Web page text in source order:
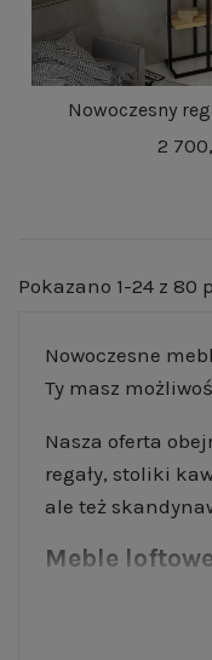
Nowoczesny
2
Pokazano 1-24 z 80
Nowoczesne
Ty masz
Nasza oferta
regały, stoliki
ale też
Meble
Nasze
starannie